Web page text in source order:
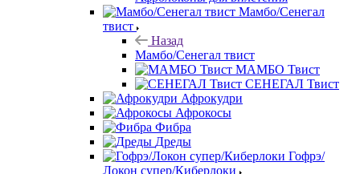
Мамбо/Сенегал
твист
Назад
Мамбо/Сенегал твист
МАМБО Твист
СЕНЕГАЛ Твист
Афрокудри
Афрокосы
Фибра
Дреды
Гофрэ/
Локон супер/Киберлоки